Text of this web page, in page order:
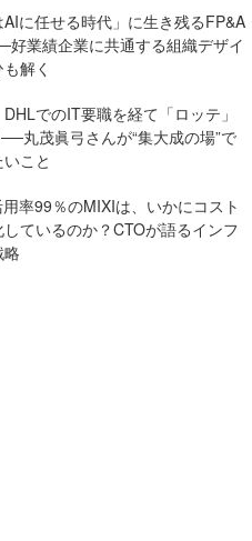
AIに任せる時代」に生き残るFP&A
好業績企業に共通する組織デザイ
解く
でのIT要職を経て「ロッテ」
丸茂眞弓さんが“集大成の場”で
こと
率99％のMIXIは、いかにコスト
しているのか？CTOが語るインフ
略